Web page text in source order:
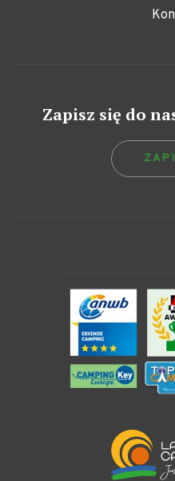
Zapisz się do